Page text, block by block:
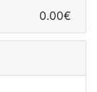
0.00€